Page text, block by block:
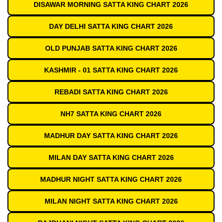
DISAWAR MORNING SATTA KING CHART 2026
DAY DELHI SATTA KING CHART 2026
OLD PUNJAB SATTA KING CHART 2026
KASHMIR - 01 SATTA KING CHART 2026
REBADI SATTA KING CHART 2026
NH7 SATTA KING CHART 2026
MADHUR DAY SATTA KING CHART 2026
MILAN DAY SATTA KING CHART 2026
MADHUR NIGHT SATTA KING CHART 2026
MILAN NIGHT SATTA KING CHART 2026